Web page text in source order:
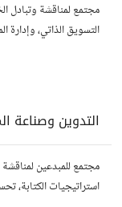
مجتمع لمناقشة وتبادل
التسويق الذاتي،
التدوين وصناعة
مجتمع للمبدعين
استراتيجيات الكتابة،